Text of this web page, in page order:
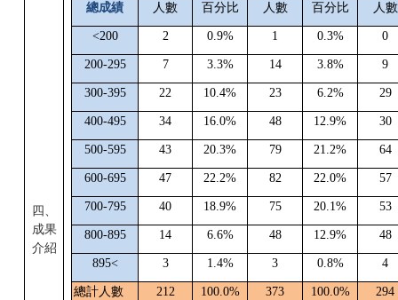
四、
成果
介紹
總成績 人數 百分比 人數 百分比 人數
<200 2 0.9% 1 0.3% 0
200-295 7 3.3% 14 3.8% 9
300-395 22 10.4% 23 6.2% 29
400-495 34 16.0% 48 12.9% 30
500-595 43 20.3% 79 21.2% 64
600-695 47 22.2% 82 22.0% 57
700-795 40 18.9% 75 20.1% 53
800-895 14 6.6% 48 12.9% 48
895< 3 1.4% 3 0.8% 4
總計人數 212 100.0% 373 100.0% 294